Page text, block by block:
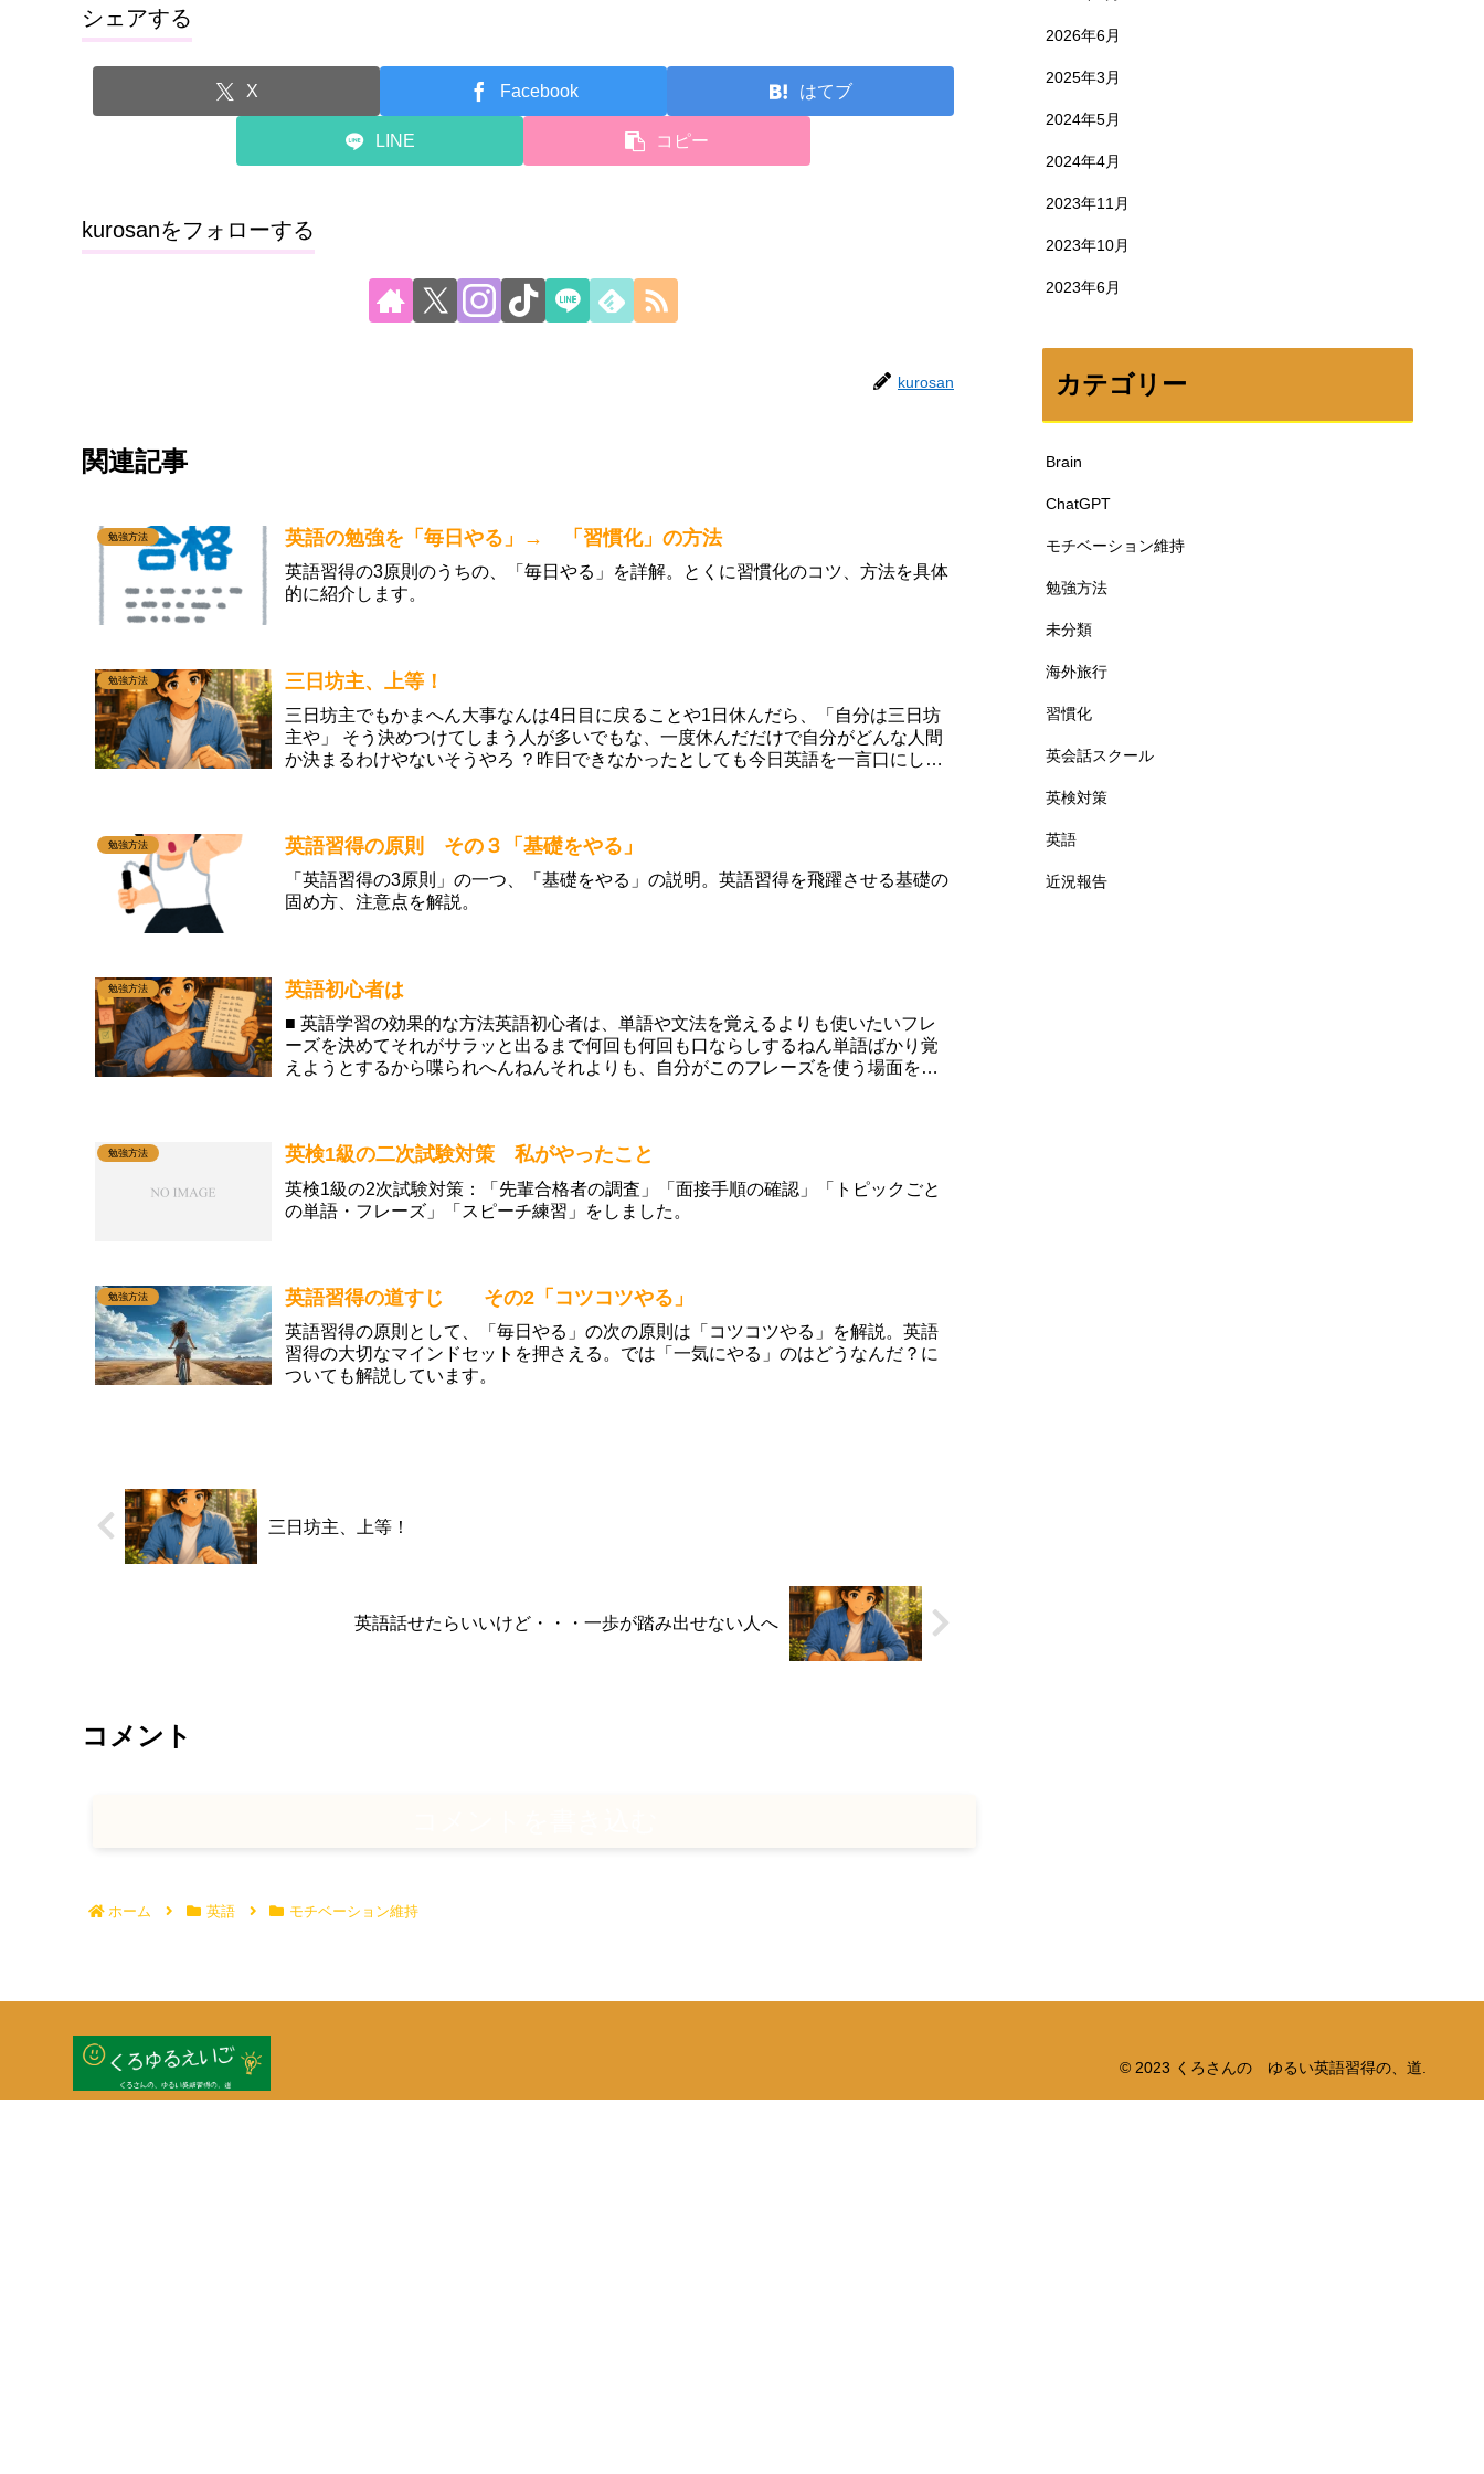
シェアする
X Facebook はてブ
LINE コピー
kurosanをフォローする
kurosan
関連記事
勉強方法 英語の勉強を「毎日やる」→ 「習慣化」の方法
英語習得の3原則のうちの、「毎日やる」を詳解。とくに習慣化のコツ、方法を具体
的に紹介します。
勉強方法 三日坊主、上等！
三日坊主でもかまへん大事なんは4日目に戻ることや1日休んだら、「自分は三日坊
主や」 そう決めつけてしまう人が多いでもな、一度休んだだけで自分がどんな人間
か決まるわけやないそうやろ ？昨日できなかったとしても今日英語を一言口にした
勉強方法 英語習得の原則 その３「基礎をやる」
「英語習得の3原則」の一つ、「基礎をやる」の説明。英語習得を飛躍させる基礎の
固め方、注意点を解説。
勉強方法 英語初心者は
■ 英語学習の効果的な方法英語初心者は、単語や文法を覚えるよりも使いたいフレ
ーズを決めてそれがサラッと出るまで何回も何回も口ならしするねん単語ばかり覚
えようとするから喋られへんねんそれよりも、自分がこのフレーズを使う場面を思
勉強方法 英検1級の二次試験対策 私がやったこと
英検1級の2次試験対策：「先輩合格者の調査」「面接手順の確認」「トピックごと
の単語・フレーズ」「スピーチ練習」をしました。
勉強方法 英語習得の道すじ その2「コツコツやる」
英語習得の原則として、「毎日やる」の次の原則は「コツコツやる」を解説。英語
習得の大切なマインドセットを押さえる。では「一気にやる」のはどうなんだ？に
ついても解説しています。
三日坊主、上等！
英語話せたらいいけど・・・一歩が踏み出せない人へ
コメント
ホーム 英語 モチベーション維持
2026年6月
2025年3月
2024年5月
2024年4月
2023年11月
2023年10月
2023年6月
カテゴリー
Brain
ChatGPT
モチベーション維持
勉強方法
未分類
海外旅行
習慣化
英会話スクール
英検対策
英語
近況報告
© 2023 くろさんの ゆるい英語習得の、道.